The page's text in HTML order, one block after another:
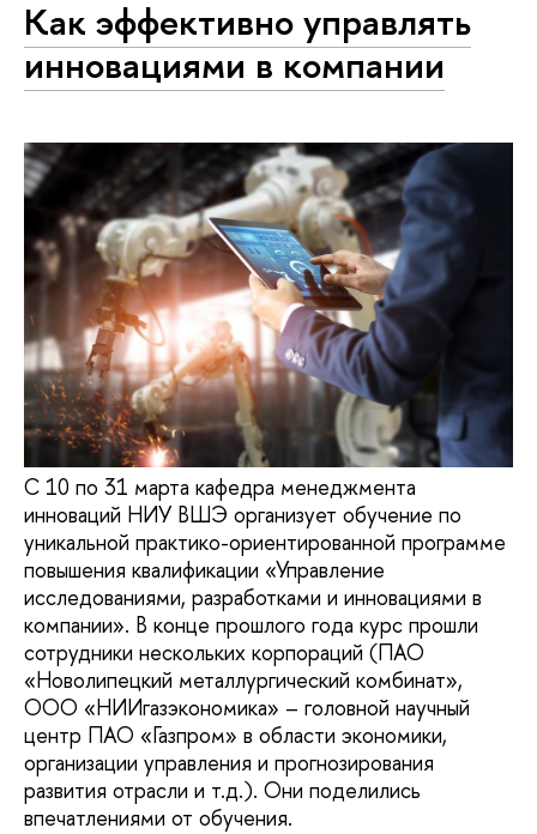
Как эффективно управлять
инновациями в компании
С 10 по 31 марта кафедра менеджмента
инноваций НИУ ВШЭ организует обучение по
уникальной практико-ориентированной программе
повышения квалификации «Управление
исследованиями, разработками и инновациями в
компании». В конце прошлого года курс прошли
сотрудники нескольких корпораций (ПАО
«Новолипецкий металлургический комбинат»,
ООО «НИИгазэкономика» – головной научный
центр ПАО «Газпром» в области экономики,
организации управления и прогнозирования
развития отрасли и т.д.). Они поделились
впечатлениями от обучения.